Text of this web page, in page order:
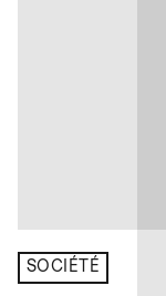
SOCIÉTÉ